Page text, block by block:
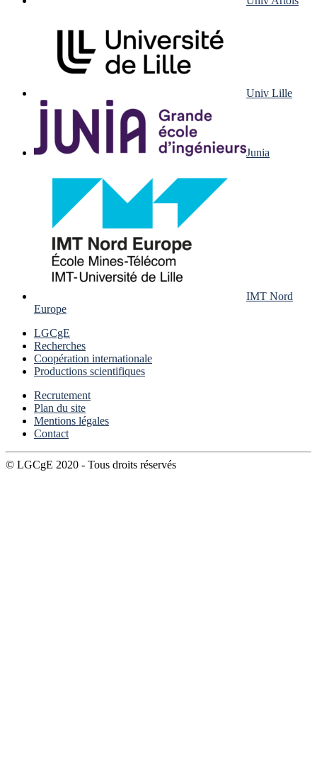
Univ Lille
Junia
IMT Nord
Europe
LGCgE
Recherches
Coopération internationale
Productions scientifiques
Recrutement
Plan du site
Mentions légales
Contact
© LGCgE 2020 - Tous droits réservés